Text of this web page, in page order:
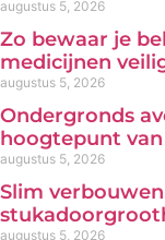
augustus 5, 2026
Zo bewaar je
medicijnen
augustus 5, 2026
Ondergronds
hoogtepunt
augustus 5, 2026
Slim
augustus 5, 2026